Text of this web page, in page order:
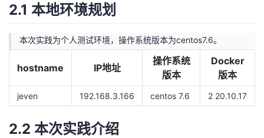
验
收
藏
议
2.1 本地环境规划
本次实践为个人测试环境，操作系统版本为centos7.6。
hostname IP地址
操作系统
版本
Docker
版本
jeven 192.168.3.166 centos 7.6 2 20.10.17
2.2 本次实践介绍